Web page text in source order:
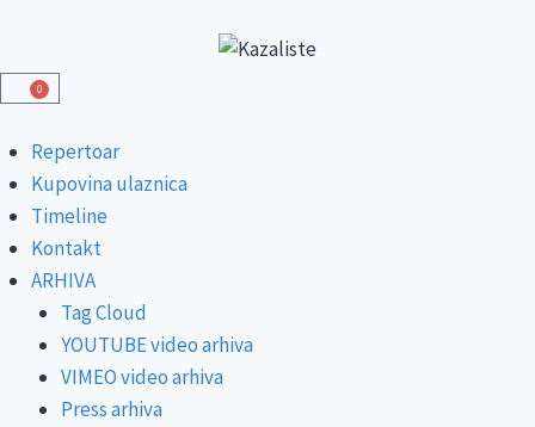
0
Repertoar
Kupovina ulaznica
Timeline
Kontakt
ARHIVA
Tag Cloud
YOUTUBE video arhiva
VIMEO video arhiva
Press arhiva